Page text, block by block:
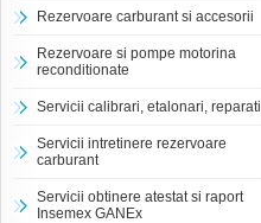
Rezervoare carburant si accesorii
Rezervoare si pompe motorina
reconditionate
Servicii calibrari, etalonari,
Servicii intretinere rezervoare
carburant
Servicii obtinere atestat si raport
Insemex GANEx